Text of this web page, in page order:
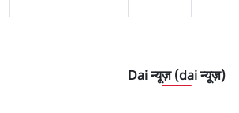
Dai न्यूज़ (dai न्यूज़)